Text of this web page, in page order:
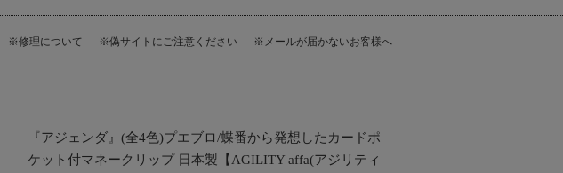
※修理について ※偽サイトにご注意ください ※メールが届かないお客様へ
『アジェンダ』(全4色)プエブロ/蝶番から発想したカードポ
ケット付マネークリップ 日本製【AGILITY affa(アジリティ